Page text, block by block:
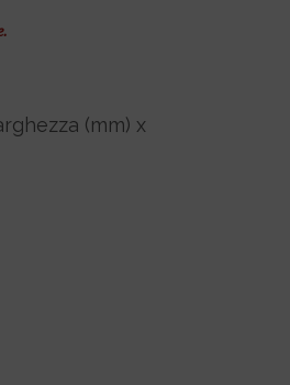
(mm) x